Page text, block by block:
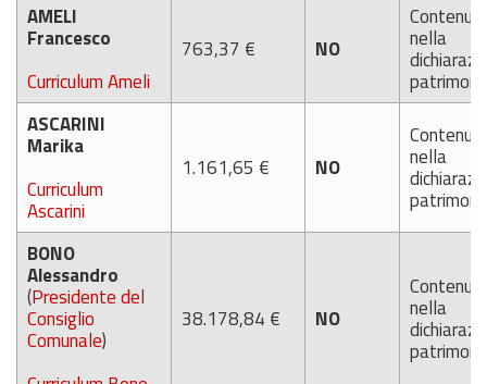
AMELI
Francesco
Curriculum Ameli
763,37 € NO nella
ASCARINI
Marika
Curriculum
Ascarini
1.161,65 € NO nella
BONO
Alessandro
(Presidente del
Consiglio
Comunale)
38.178,84 € NO nella